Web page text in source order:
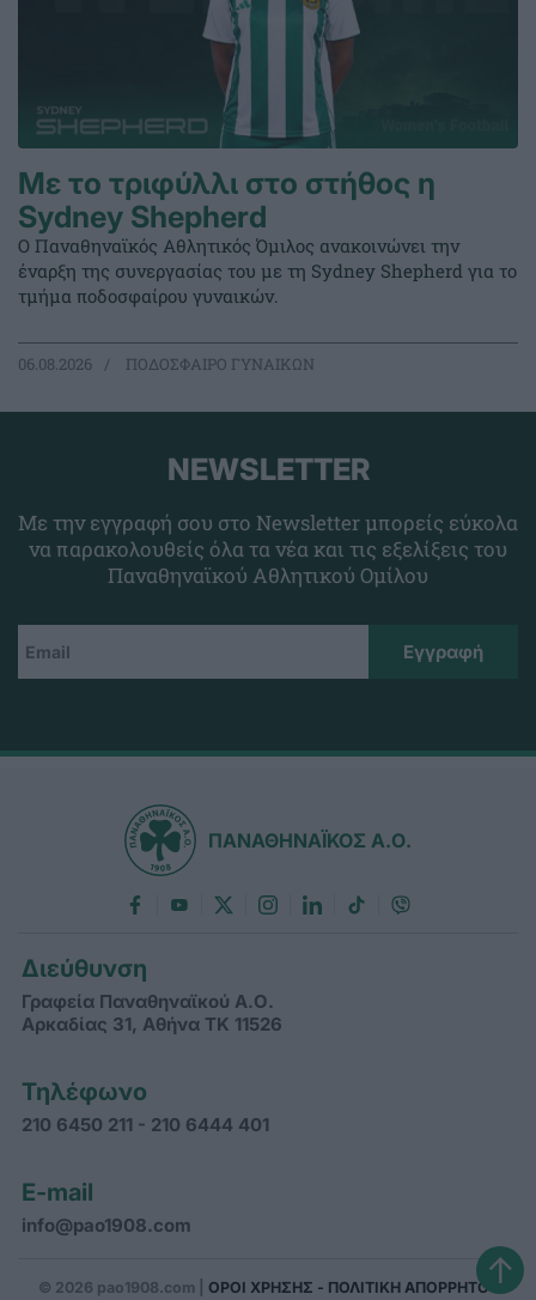
Με το τριφύλλι στο στήθος η
Sydney Shepherd
Ο Παναθηναϊκός Αθλητικός Όμιλος ανακοινώνει την
έναρξη της συνεργασίας του με τη Sydney Shepherd για το
τμήμα ποδοσφαίρου γυναικών.
06.08.2026 ΠΟΔΟΣΦΑΙΡΟ ΓΥΝΑΙΚΩΝ
NEWSLETTER
Με την εγγραφή σου στο Newsletter μπορείς εύκολα
να παρακολουθείς όλα τα νέα και τις εξελίξεις του
Παναθηναϊκού Αθλητικού Ομίλου
ΠΑΝΑΘΗΝΑΪΚΟΣ Α.Ο.
Διεύθυνση
Γραφεία Παναθηναϊκού Α.Ο.
Αρκαδίας 31, Αθήνα ΤΚ 11526
Τηλέφωνο
210 6450 211 - 210 6444 401
E-mail
info@pao1908.com
© 2026 pao1908.com | ΟΡΟΙ ΧΡΗΣΗΣ - ΠΟΛΙΤΙΚΗ ΑΠΟΡΡΗΤΟΥ↑